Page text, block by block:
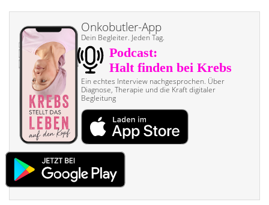
Onkobutler-App
Dein Begleiter. Jeden Tag.
Ein echtes Interview nach­gesprochen. Über
Diagnose, Therapie und die Kraft digitaler
Begleitung